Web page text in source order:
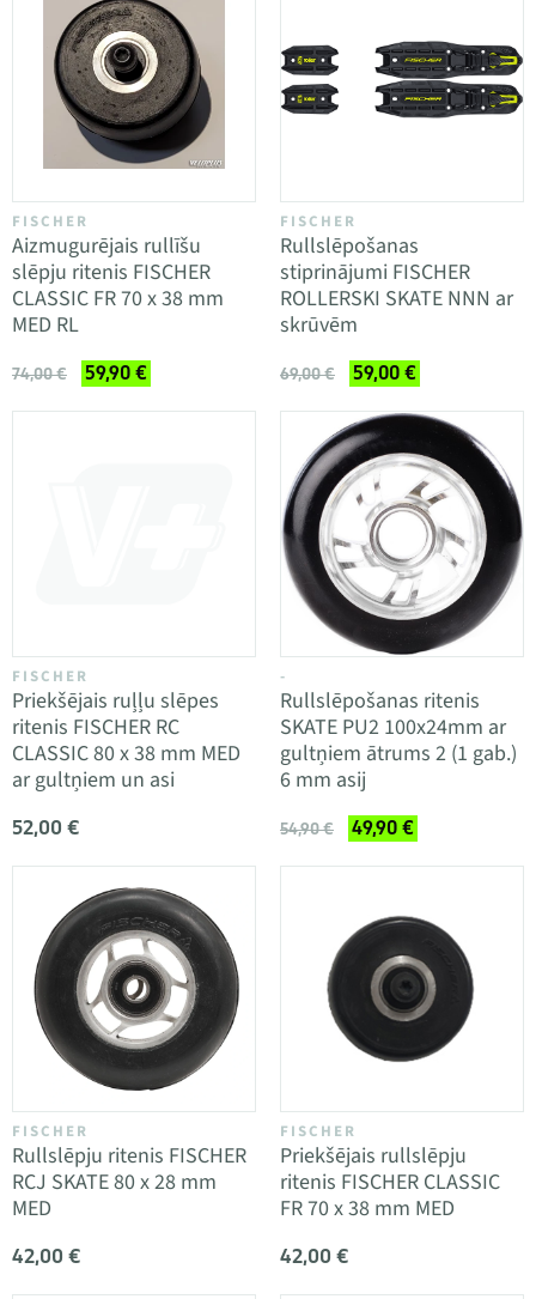
FISCHER
Aizmugurējais rullīšu
slēpju ritenis FISCHER
CLASSIC FR 70 x 38 mm
MED RL
74,00 € 59,90 €
FISCHER
Rullslēpošanas
stiprinājumi FISCHER
ROLLERSKI SKATE NNN ar
skrūvēm
69,00 € 59,00 €
FISCHER
Priekšējais ruļļu slēpes
ritenis FISCHER RC
CLASSIC 80 x 38 mm MED
ar gultņiem un asi
52,00 €
-
Rullslēpošanas ritenis
SKATE PU2 100x24mm ar
gultņiem ātrums 2 (1 gab.)
6 mm asij
54,90 € 49,90 €
FISCHER
Rullslēpju ritenis FISCHER
RCJ SKATE 80 x 28 mm
MED
42,00 €
FISCHER
Priekšējais rullslēpju
ritenis FISCHER CLASSIC
FR 70 x 38 mm MED
42,00 €